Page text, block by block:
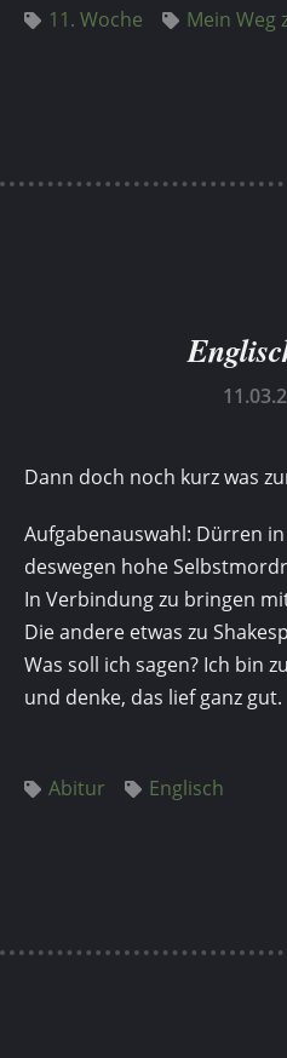
11. Woche Mein Weg
Dann doch noch kurz was
Aufgabenauswahl: Dürren
deswegen hohe
In Verbindung zu bringen
Die andere etwas zu
Was soll ich sagen? Ich bin
und denke, das lief ganz gut.
Abitur Englisch